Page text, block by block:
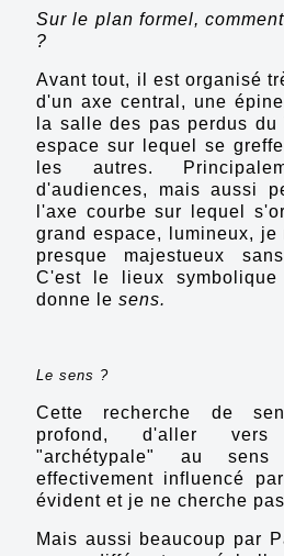
Sur le plan formel,
?
Avant tout, il est organisé
d'un axe central, une
la salle des pas perdus
espace sur lequel se
les autres.
d'audiences, mais aussi
l'axe courbe sur lequel
grand espace, lumineux, je
presque majestueux
C'est le lieux
donne le sens.
Le sens ?
Cette recherche de
profond, d'aller vers
"archétypale" au
effectivement influencé
évident et je ne cherche
Mais aussi beaucoup par